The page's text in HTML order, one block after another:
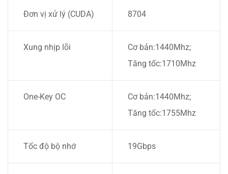
Đơn vị xử lý (CUDA) 8704
Xung nhịp lõi
Cơ bản:1440Mhz;
Tăng tốc:1710Mhz
One-Key OC
Cơ bản:1440Mhz;
Tăng tốc:1755Mhz
Tốc độ bộ nhớ 19Gbps